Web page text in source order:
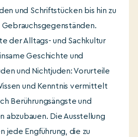
und Schriftstücken bis hin zu
der Alltags- und Sachkultur
Geschichte und
und Nichtjuden: Vorurteile
und Kenntnis vermittelt
Berührungsängste und
abzubauen. Die Ausstellung
jede Engführung, die zu